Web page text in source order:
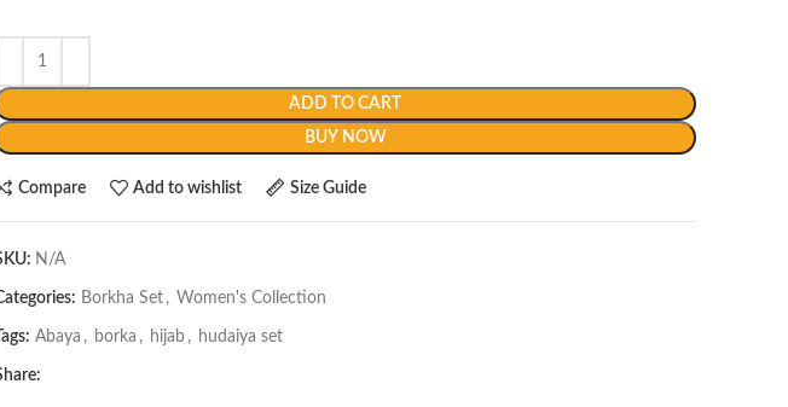
ADD TO CART
BUY NOW
Compare Add to wishlist Size Guide
N/A
Borkha Set , Women's Collection
Tags: Abaya , borka , hijab , hudaiya set